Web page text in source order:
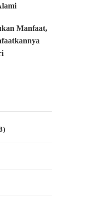
Manfaat,